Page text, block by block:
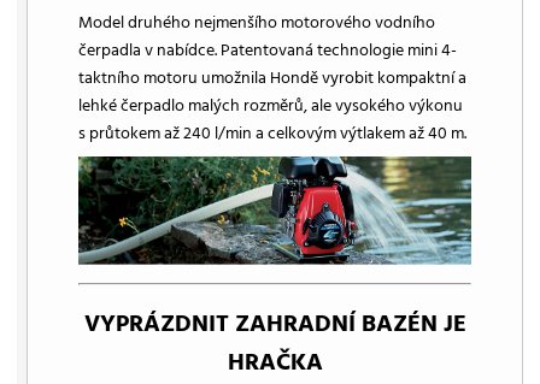
Model druhého nejmenšího motorového vodního
čerpadla v nabídce. Patentovaná technologie mini 4-
taktního motoru umožnila Hondě vyrobit kompaktní a
lehké čerpadlo malých rozměrů, ale vysokého výkonu
s průtokem až 240 l/min a celkovým výtlakem až 40 m.
VYPRÁZDNIT ZAHRADNÍ BAZÉN JE
HRAČKA